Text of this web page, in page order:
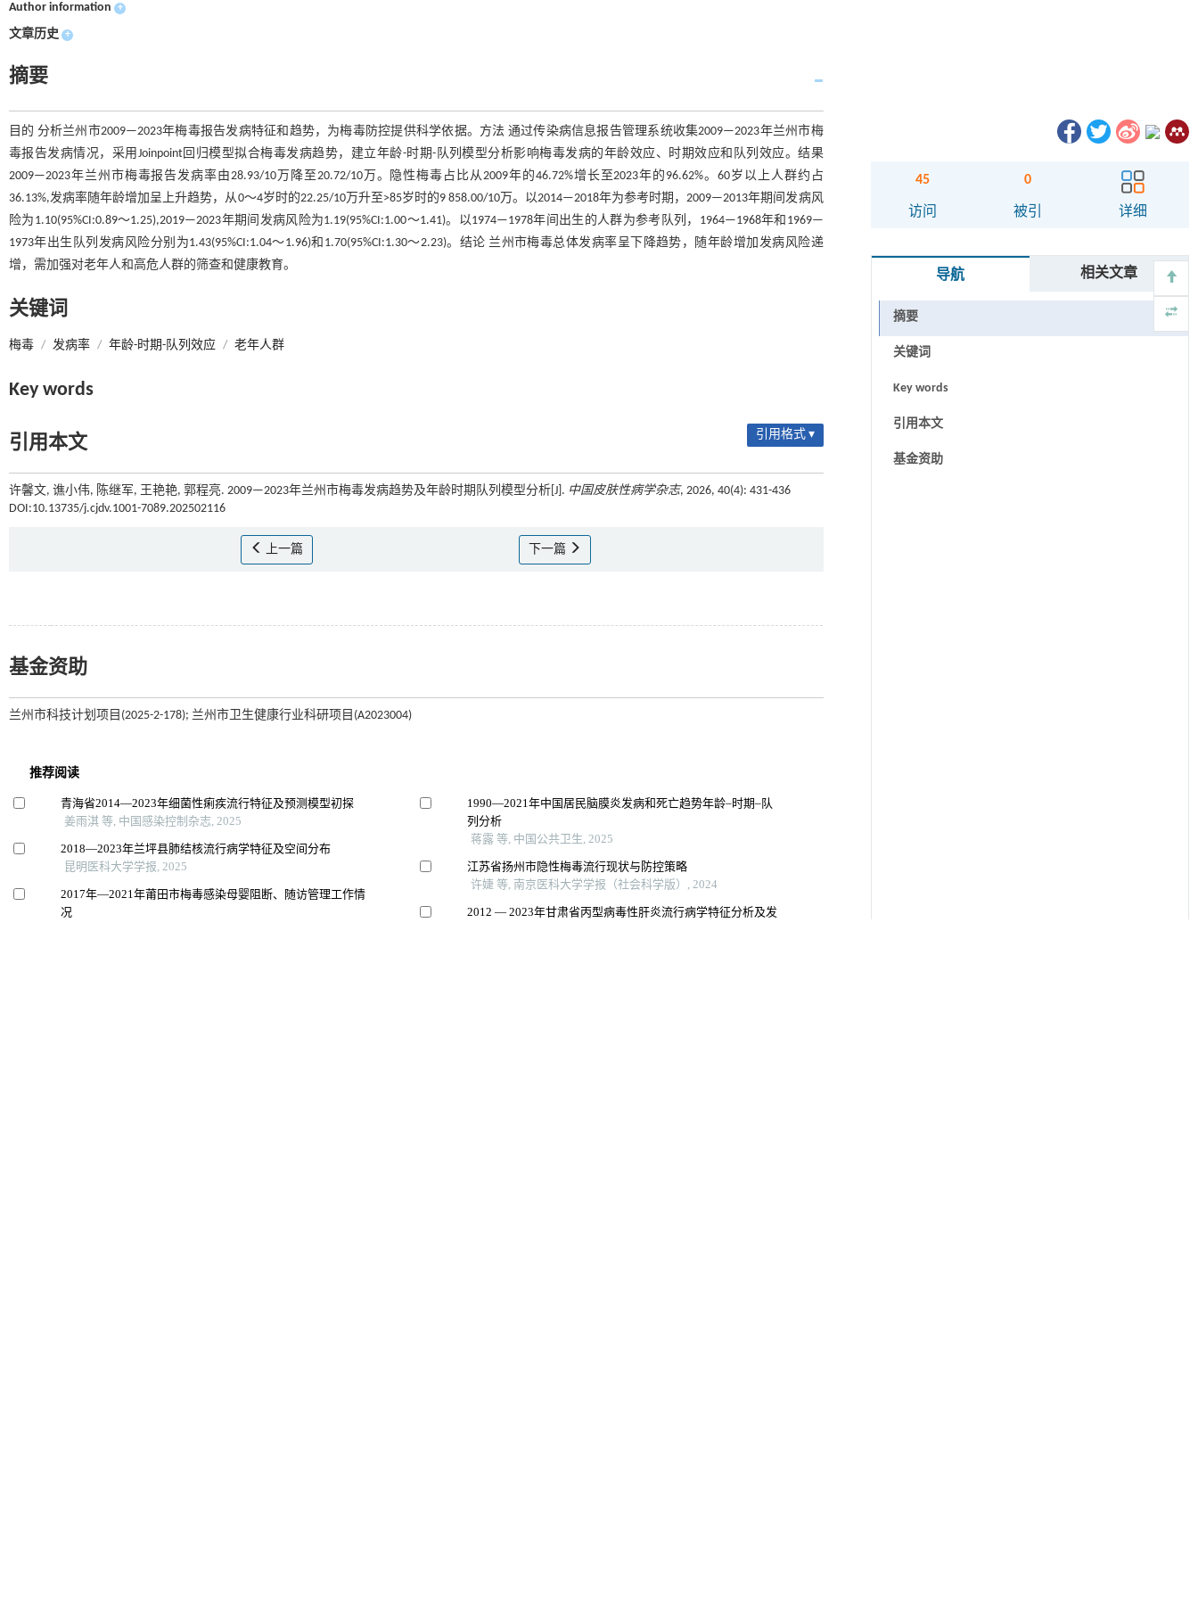
Author information +
文章历史 +
摘要
目的 分析兰州市2009—2023年梅毒报告发病特征和趋势，为梅毒防控提供科学依据。方法 通过传染病信息报告管理系统收集2009—2023年兰州市梅
毒报告发病情况，采用Joinpoint回归模型拟合梅毒发病趋势，建立年龄-时期-队列模型分析影响梅毒发病的年龄效应、时期效应和队列效应。结果
2009—2023年兰州市梅毒报告发病率由28.93/10万降至20.72/10万。隐性梅毒占比从2009年的46.72%增长至2023年的96.62%。60岁以上人群约占
36.13%,发病率随年龄增加呈上升趋势，从0～4岁时的22.25/10万升至>85岁时的9 858.00/10万。以2014—2018年为参考时期，2009—2013年期间发病风
险为1.10(95%CI:0.89～1.25),2019—2023年期间发病风险为1.19(95%CI:1.00～1.41)。以1974—1978年间出生的人群为参考队列，1964—1968年和1969—
1973年出生队列发病风险分别为1.43(95%CI:1.04～1.96)和1.70(95%CI:1.30～2.23)。结论 兰州市梅毒总体发病率呈下降趋势，随年龄增加发病风险递
增，需加强对老年人和高危人群的筛查和健康教育。
关键词
梅毒 / 发病率 / 年龄-时期-队列效应 / 老年人群
Key words
引用本文 引用格式 ▾
许馨文, 谯小伟, 陈继军, 王艳艳, 郭程亮. 2009—2023年兰州市梅毒发病趋势及年龄时期队列模型分析[J]. 中国皮肤性病学杂志, 2026, 40(4): 431-436
DOI:10.13735/j.cjdv.1001-7089.202502116
上一篇 下一篇
基金资助
兰州市科技计划项目(2025-2-178); 兰州市卫生健康行业科研项目(A2023004)
45
访问
0
被引 详细
导航 相关文章
摘要
关键词
Key words
引用本文
基金资助